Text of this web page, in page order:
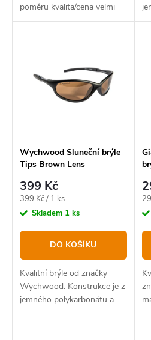
poměru kvalita/cena velmi
výhodná koupě.
Wychwood Sluneční brýle
Tips Brown Lens
399 Kč
Měrná
cena:
399 Kč / 1 ks
Skladem 1 ks
DO KOŠÍKU
Kvalitní brýle od značky
Wychwood. Konstrukce je z
jemného polykarbonátu a
kvalitních polarizovaných